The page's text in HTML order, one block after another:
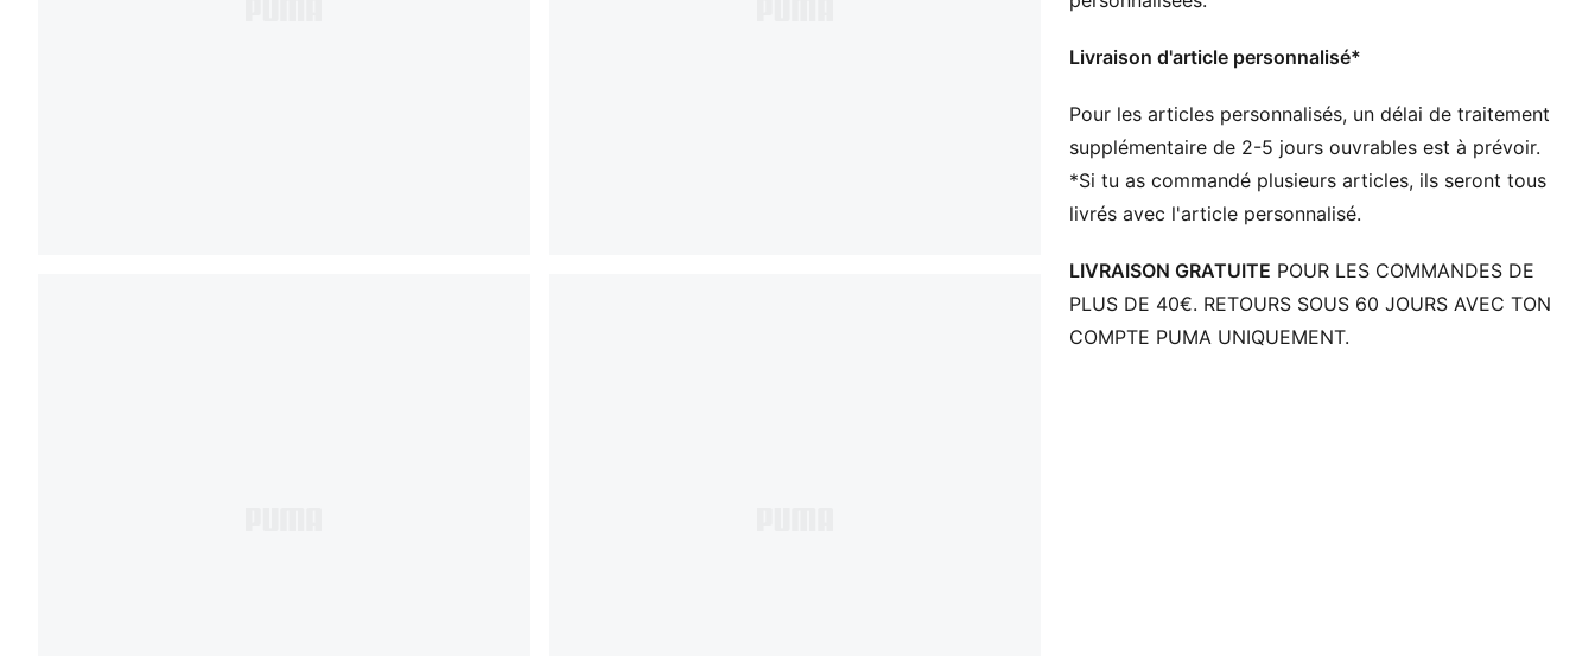
Livraison d'article personnalisé*
Pour les articles personnalisés, un délai de traitement
supplémentaire de 2-5 jours ouvrables est à prévoir.
*Si tu as commandé plusieurs articles, ils seront tous
livrés avec l'article personnalisé.
LIVRAISON GRATUITE POUR LES COMMANDES DE
PLUS DE 40€. RETOURS SOUS 60 JOURS AVEC TON
COMPTE PUMA UNIQUEMENT.